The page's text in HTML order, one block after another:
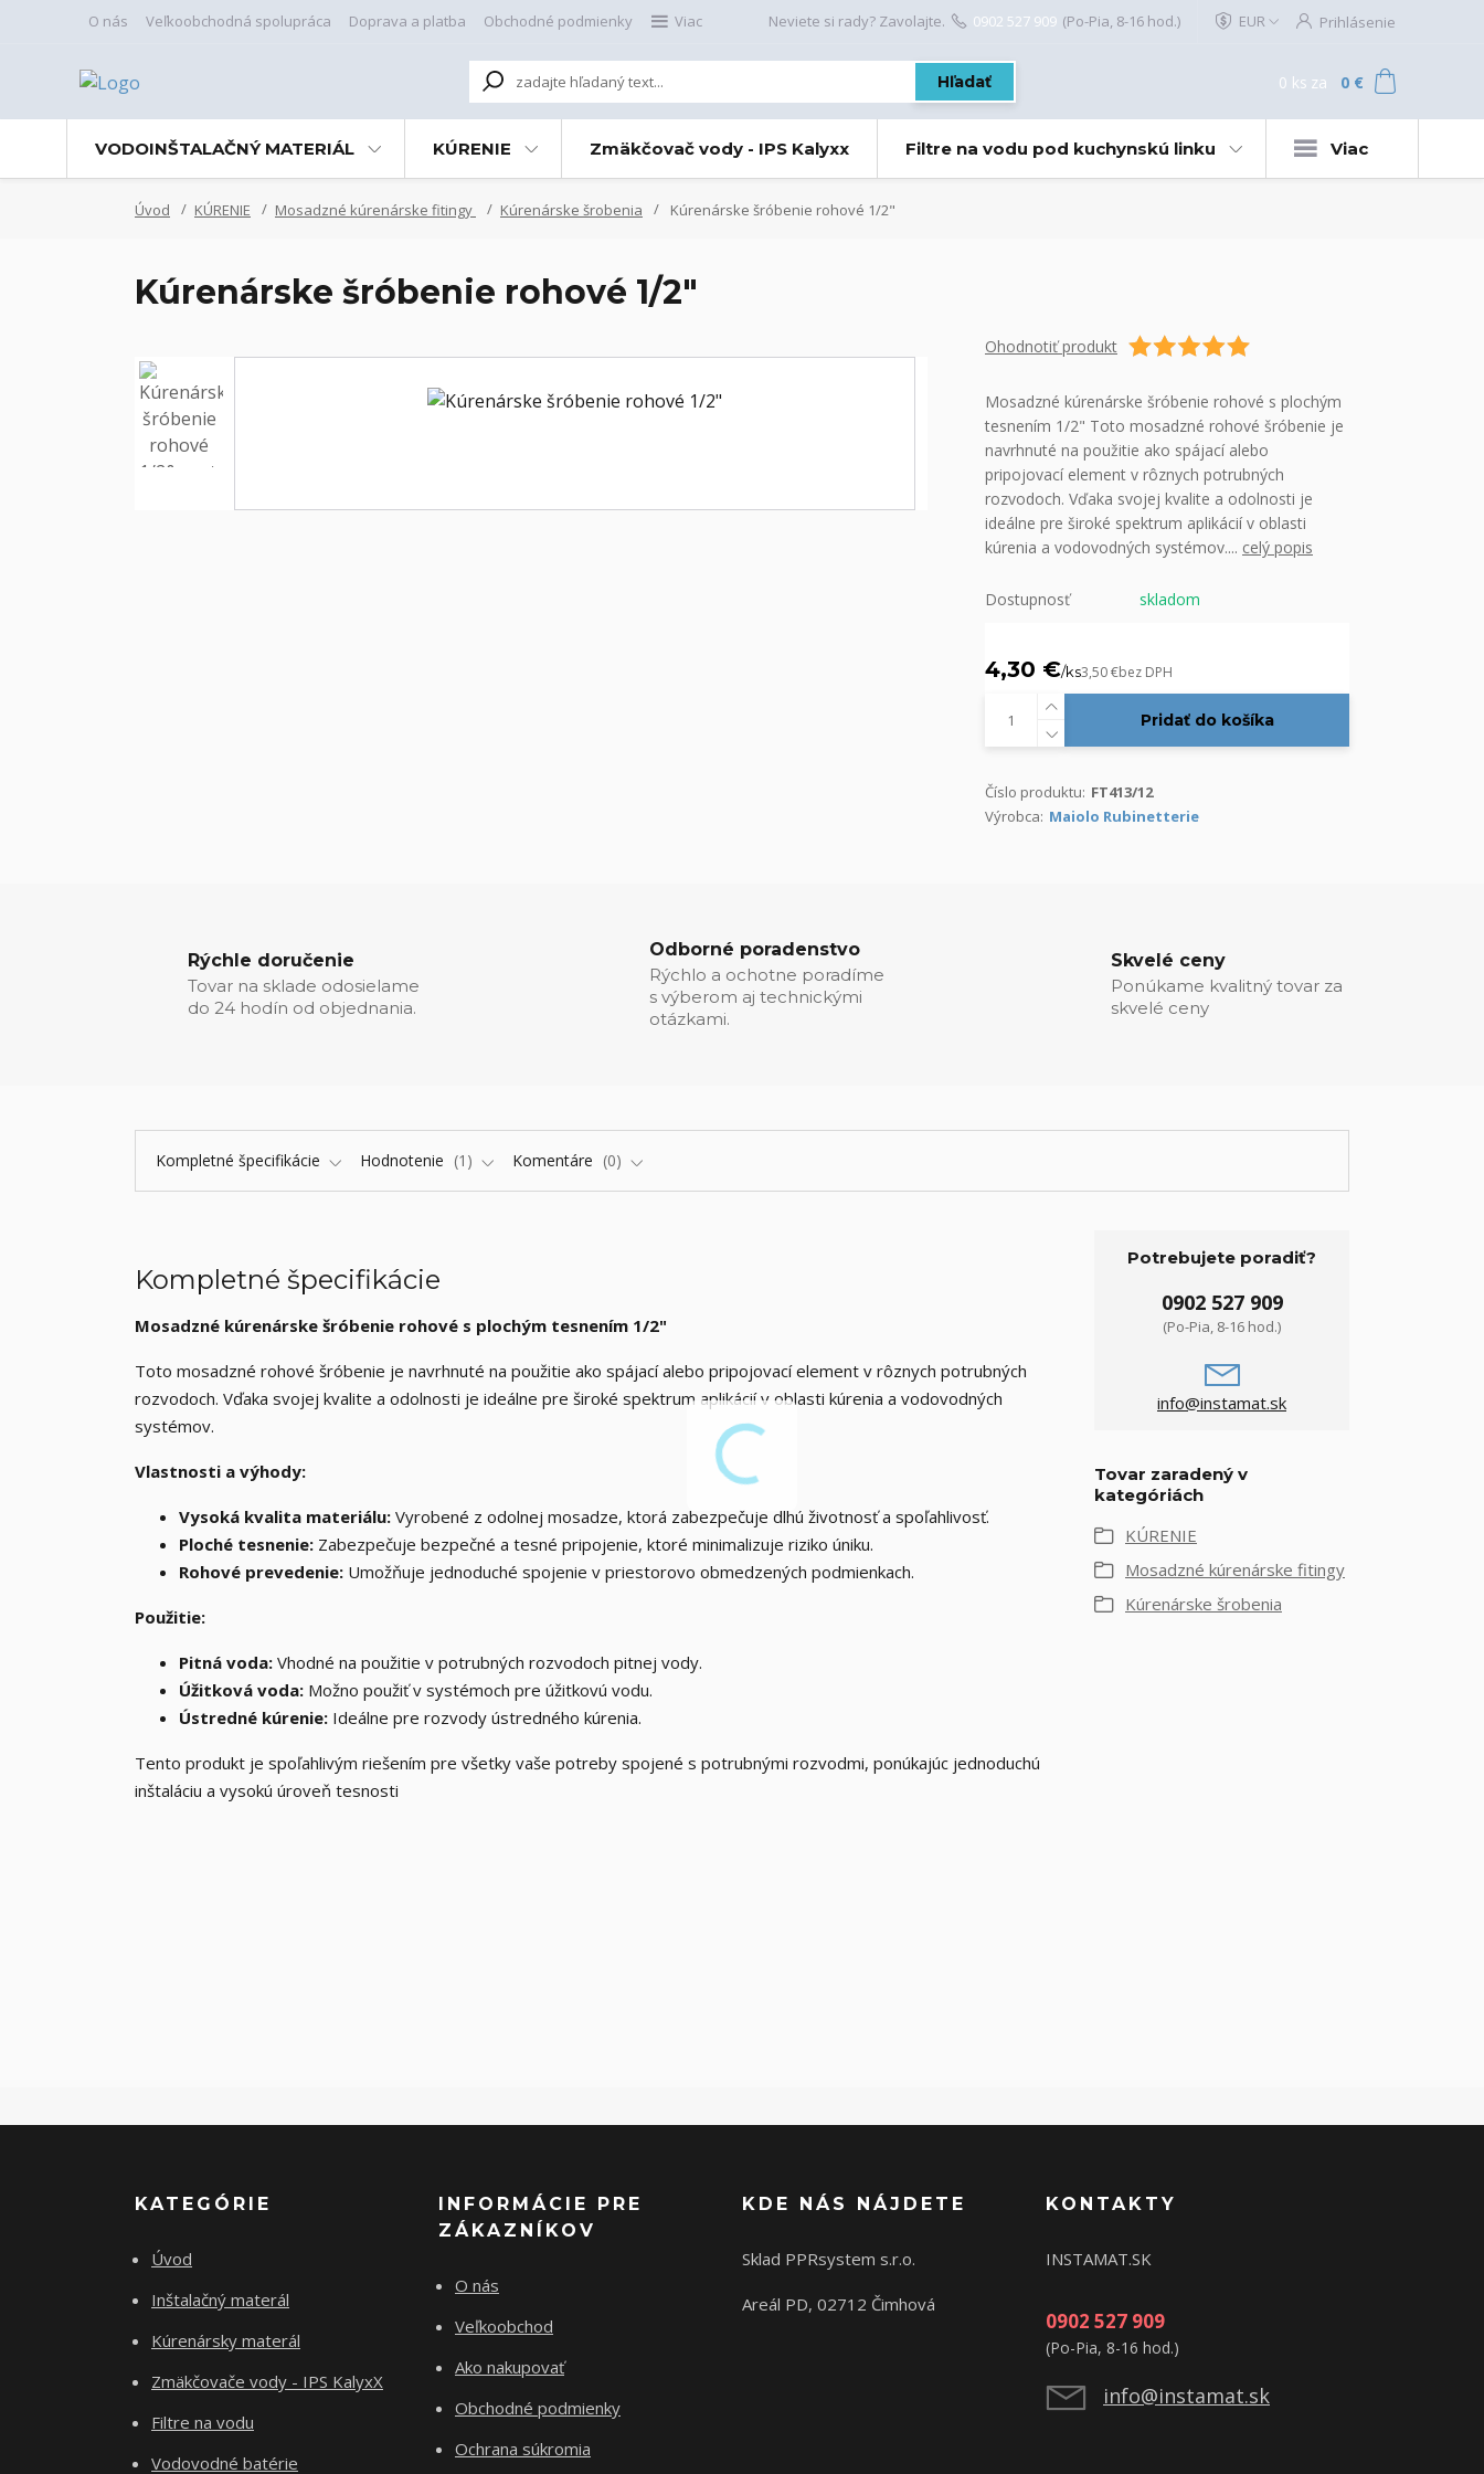
O nás Veľkoobchodná spolupráca Doprava a platba Obchodné podmienky Viac EUR Prihlásenie
Hľadať
Neviete si rady? Zavolajte. 0902 527 909 (Po-Pia, 8-16 hod.)
0 ks za 0 €
VODOINŠTALAČNÝ MATERIÁL KÚRENIE Zmäkčovač vody - IPS Kalyxx Filtre na vodu pod kuchynskú linku Viac
Úvod KÚRENIE Mosadzné kúrenárske fitingy Kúrenárske šrobenia Kúrenárske šróbenie rohové 1/2"
Kúrenárske šróbenie rohové 1/2"
Ohodnotiť produkt
Mosadzné kúrenárske šróbenie rohové s plochým
tesnením 1/2" Toto mosadzné rohové šróbenie je
navrhnuté na použitie ako spájací alebo
pripojovací element v rôznych potrubných
rozvodoch. Vďaka svojej kvalite a odolnosti je
ideálne pre široké spektrum aplikácií v oblasti
kúrenia a vodovodných systémov.... celý popis
Dostupnosť skladom
4,30 €/ks3,50 €bez DPH
Pridať do košíka
Číslo produktu: FT413/12
Výrobca: Maiolo Rubinetterie
Rýchle doručenie
Tovar na sklade odosielame
do 24 hodín od objednania.
Odborné poradenstvo
Rýchlo a ochotne poradíme
s výberom aj technickými
otázkami.
Skvelé ceny
Ponúkame kvalitný tovar za
skvelé ceny
Kompletné špecifikácie Hodnotenie 1 Komentáre 0
Kompletné špecifikácie
Mosadzné kúrenárske šróbenie rohové s plochým tesnením 1/2"
Toto mosadzné rohové šróbenie je navrhnuté na použitie ako spájací alebo pripojovací element v rôznych potrubných
rozvodoch. Vďaka svojej kvalite a odolnosti je ideálne pre široké spektrum aplikácií v oblasti kúrenia a vodovodných
systémov.
Vlastnosti a výhody:
Vysoká kvalita materiálu: Vyrobené z odolnej mosadze, ktorá zabezpečuje dlhú životnosť a spoľahlivosť.
Ploché tesnenie: Zabezpečuje bezpečné a tesné pripojenie, ktoré minimalizuje riziko úniku.
Rohové prevedenie: Umožňuje jednoduché spojenie v priestorovo obmedzených podmienkach.
Použitie:
Pitná voda: Vhodné na použitie v potrubných rozvodoch pitnej vody.
Úžitková voda: Možno použiť v systémoch pre úžitkovú vodu.
Ústredné kúrenie: Ideálne pre rozvody ústredného kúrenia.
Tento produkt je spoľahlivým riešením pre všetky vaše potreby spojené s potrubnými rozvodmi, ponúkajúc jednoduchú
inštaláciu a vysokú úroveň tesnosti
Potrebujete poradiť?
0902 527 909
(Po-Pia, 8-16 hod.)
info@instamat.sk
Tovar zaradený v
kategóriách
KÚRENIE
Mosadzné kúrenárske fitingy
Kúrenárske šrobenia
KATEGÓRIE
Úvod
Inštalačný materál
Kúrenársky materál
Zmäkčovače vody - IPS KalyxX
Filtre na vodu
Vodovodné batérie
INFORMÁCIE PRE
ZÁKAZNÍKOV
O nás
Veľkoobchod
Ako nakupovať
Obchodné podmienky
Ochrana súkromia
KDE NÁS NÁJDETE
Sklad PPRsystem s.r.o.
Areál PD, 02712 Čimhová
KONTAKTY
INSTAMAT.SK
0902 527 909
(Po-Pia, 8-16 hod.)
info@instamat.sk